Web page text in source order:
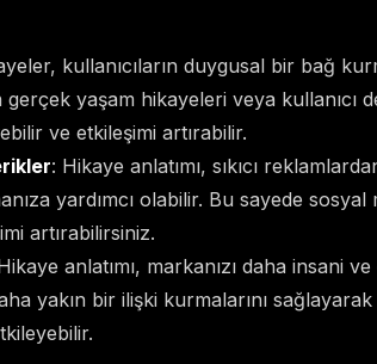
kullanıcıların duygusal bir bağ
gerçek yaşam hikayeleri veya kullanıcı
ve etkileşimi artırabilir.
: Hikaye anlatımı, sıkıcı
yardımcı olabilir. Bu sayede sosyal
artırabilirsiniz.
anlatımı, markanızı daha insani
yakın bir ilişki kurmalarını